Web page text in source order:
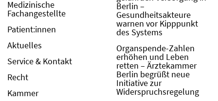
Medizinische
Fachangestellte
Patient:innen
Aktuelles
Service & Kontakt
Recht
Kammer
Berlin –
Gesundheitsakteure
warnen vor Kipppunkt
des Systems
Organspende-Zahlen
erhöhen und Leben
retten – Ärztekammer
Berlin begrüßt neue
Initiative zur
Widerspruchsregelung